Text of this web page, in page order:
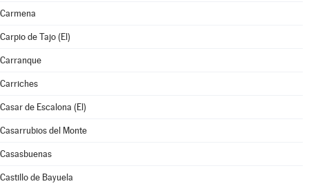
Carmena
Carpio de Tajo (El)
Carranque
Carriches
Casar de Escalona (El)
Casarrubios del Monte
Casasbuenas
Castillo de Bayuela